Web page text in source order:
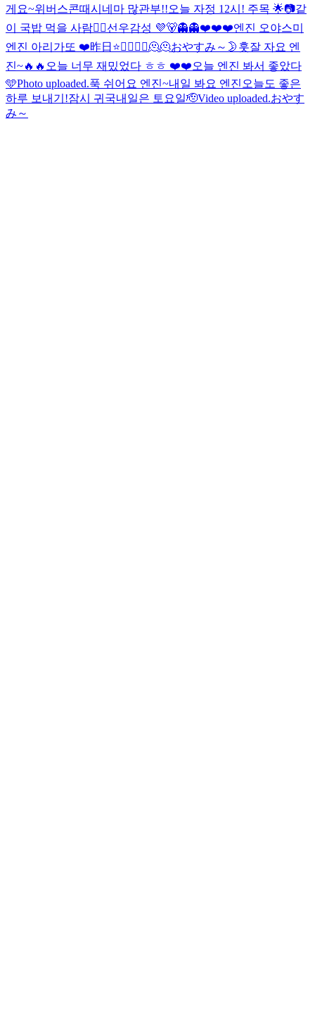
게요~위버스콘때시네마 많관부!!오늘 자정 12시! 주목 🌟📷같
이 국밥 먹을 사람🙋‍♂️선우감성 💜🐻👻👻❤️❤️❤️엔진 오야스미
엔진 아리가또 ❤️昨日 ⭐️🤦‍♂️🤦‍♂️🫠🫠おやすみ～ 🌛 훗잘 자요 엔
진~🔥🔥 오늘 너무 재밌었다 ㅎㅎ ❤️❤️오늘 엔진 봐서 좋았다
🩵Photo uploaded.푹 쉬어요 엔진~내일 봐요 엔진 오늘도 좋은
하루 보내기!잠시 귀국내일은 토요일🫡Video uploaded.おやす
み～